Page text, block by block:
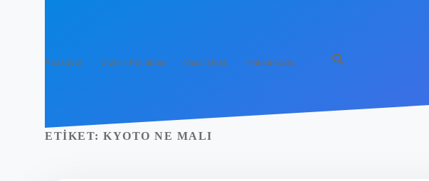
Anasayfa Gizlilik Politikası Yasal Uyarı Hakkımızda
ETIKET: KYOTO NE MALI